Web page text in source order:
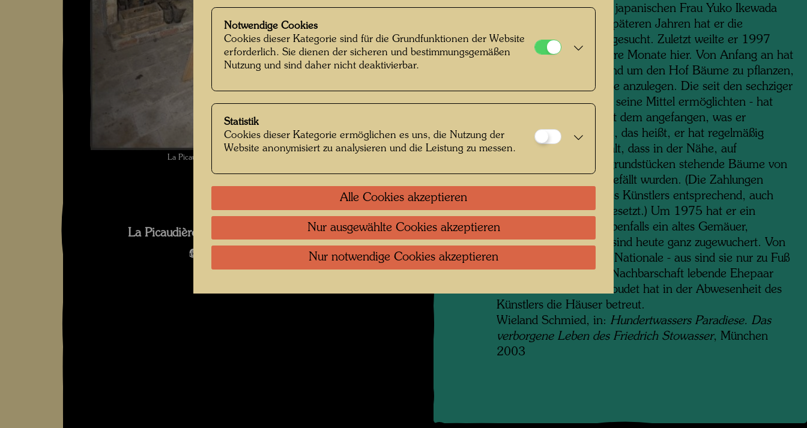
La Picaudière , Fotograf: Martin Schreiber © Hundertwasser Archiv
La Picaudière 2010 Fotograf Martin Schreiber
längere Zeit mit seiner japanischen Frau Yuko Ikewada
gelebt und gemalt; in späteren Jahren hat er die
Picaudière seltener aufgesucht. Zuletzt weilte er 1997
noch einmal für mehrere Monate hier. Von Anfang an hat
er damit begonnen, rund um den Hof Bäume zu pflanzen,
Brunnen und Ökoteiche anzulegen. Die seit den sechziger
Jahren - sobald es ihm seine Mittel ermöglichten - hat
Hundertwasser hier mit dem angefangen, was er
„Naturfreikauf“ nannte, das heißt, er hat regelmäßig
„Lösegeld“ dafür bezahlt, dass in der Nähe, auf
angrenzende Nachbargrundstücken stehende Bäume von
ihren Besitzern nicht gefällt wurden. (Die Zahlungen
werden, dem Willen des Künstlers entsprechend, auch
nach seinem Tod fortgesetzt.) Um 1975 hat er ein
zweites Bauernhaus, ebenfalls ein altes Gemäuer,
hinzuerworben. Beide sind heute ganz zugewuchert. Von
der Straße - der Route Nationale - aus sind sie nur zu Fuß
erreichbar. Das in der Nachbarschaft lebende Ehepaar
Francis und Simone Goudet hat in der Abwesenheit des
Künstlers die Häuser betreut.
Wieland Schmied, in: Hundertwassers Paradiese. Das
verborgene Leben des Friedrich Stowasser, München
2003
Notwendige Cookies
Cookies dieser Kategorie sind für die Grundfunktionen der Website
erforderlich. Sie dienen der sicheren und bestimmungsgemäßen
Nutzung und sind daher nicht deaktivierbar.
Statistik
Cookies dieser Kategorie ermöglichen es uns, die Nutzung der
Website anonymisiert zu analysieren und die Leistung zu messen.
Alle Cookies akzeptieren
Nur ausgewählte Cookies akzeptieren
Nur notwendige Cookies akzeptieren